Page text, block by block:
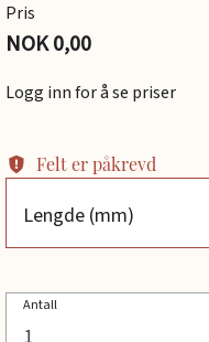
Pris
NOK 0,00
Logg inn for å se priser
Felt er påkrevd
Lengde (mm)
Antall